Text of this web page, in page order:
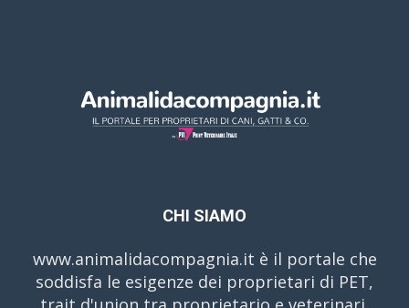
CHI SIAMO
www.animalidacompagnia.it è il portale che
soddisfa le esigenze dei proprietari di PET,